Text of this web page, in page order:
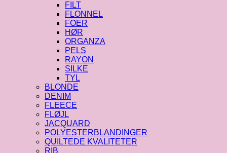
FILT
FLONNEL
FOER
HØR
ORGANZA
PELS
RAYON
SILKE
TYL
BLONDE
DENIM
FLEECE
FLØJL
JACQUARD
POLYESTERBLANDINGER
QUILTEDE KVALITETER
RIB